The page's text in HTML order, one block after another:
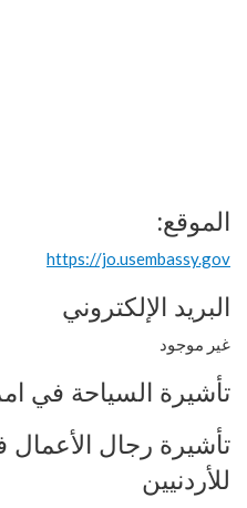
الموقع:
https://jo.usembassy.gov
البريد الإلكتروني
غير موجود
تأشيرة السياحة في
تأشيرة رجال الأعمال
للأردنيين